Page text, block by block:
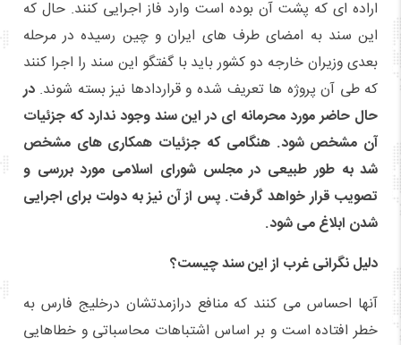
اراده ای که پشت آن بوده است وارد فاز اجرایی کنند. حال که
این سند به امضای طرف های ایران و چین رسیده در مرحله
بعدی وزیران خارجه دو کشور باید با گفتگو این سند را اجرا کنند
که طی آن پروژه ها تعریف شده و قراردادها نیز بسته شوند. در
حال حاضر مورد محرمانه ای در این سند وجود ندارد که جزئیات
آن مشخص شود. هنگامی که جزئیات همکاری های مشخص
شد به طور طبیعی در مجلس شورای اسلامی مورد بررسی و
تصویب قرار خواهد گرفت. پس از آن نیز به دولت برای اجرایی
شدن ابلاغ می شود.
دلیل نگرانی غرب از این سند چیست؟
آنها احساس می کنند که منافع درازمدتشان درخلیج فارس به
خطر افتاده است و بر اساس اشتباهات محاسباتی و خطاهایی